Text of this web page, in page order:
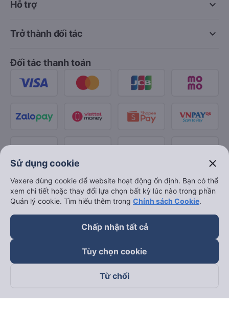
keyboard_arrow_down
Hỗ trợ
keyboard_arrow_down
Trở thành đối tác
Đối tác thanh toán
Theo dõi chúng tôi trên
Sử dụng cookie close
Vexere dùng cookie để website hoạt động ổn định. Bạn có thể
xem chi tiết hoặc thay đổi lựa chọn bất kỳ lúc nào trong phần
Quản lý cookie. Tìm hiểu thêm trong Chính sách Cookie.
Chấp nhận tất cả
Tùy chọn cookie
Từ chối